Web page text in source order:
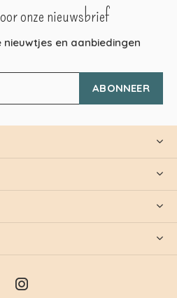
onze nieuwsbrief
en aanbiedingen
ABONNEER